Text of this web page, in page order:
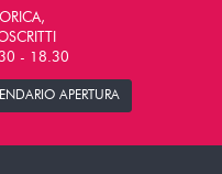
- 18.30
APERTURA